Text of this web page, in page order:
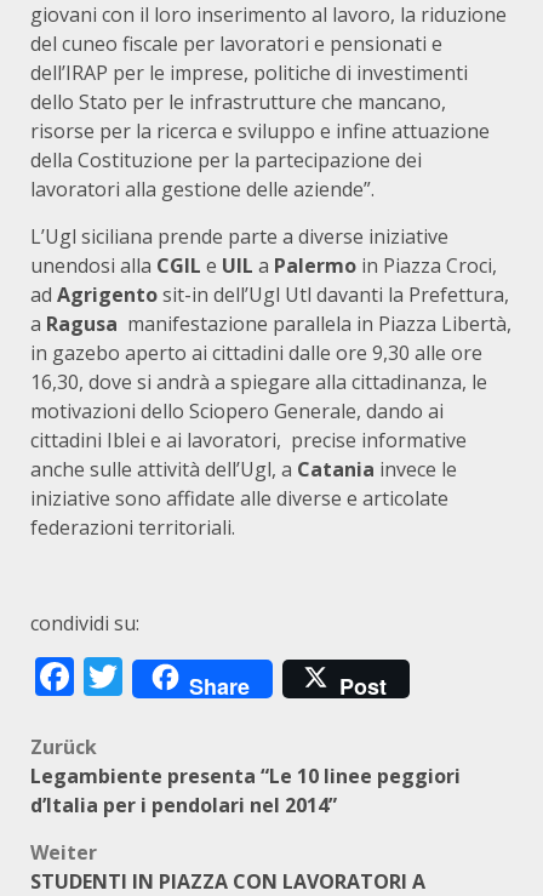
giovani con il loro inserimento al lavoro, la riduzione
del cuneo fiscale per lavoratori e pensionati e
dell’IRAP per le imprese, politiche di investimenti
dello Stato per le infrastrutture che mancano,
risorse per la ricerca e sviluppo e infine attuazione
della Costituzione per la partecipazione dei
lavoratori alla gestione delle aziende”.
L’Ugl siciliana prende parte a diverse iniziative
unendosi alla CGIL e UIL a Palermo in Piazza Croci,
ad Agrigentosit-in dell’Ugl Utl davanti la Prefettura,
a Ragusa manifestazione parallela in Piazza Libertà,
in gazebo aperto ai cittadini dalle ore 9,30 alle ore
16,30, dove si andrà a spiegare alla cittadinanza, le
motivazioni dello Sciopero Generale, dando ai
cittadini Iblei e ai lavoratori, precise informative
anche sulle attività dell’Ugl, a Catania invece le
iniziative sono affidate alle diverse e articolate
federazioni territoriali.
condividi su:
Facebook
Twitter
Share Post
Beitragsnavigation
Zurück
Legambiente presenta “Le 10 linee peggiori
d’Italia per i pendolari nel 2014”
Weiter
STUDENTI IN PIAZZA CON LAVORATORI A